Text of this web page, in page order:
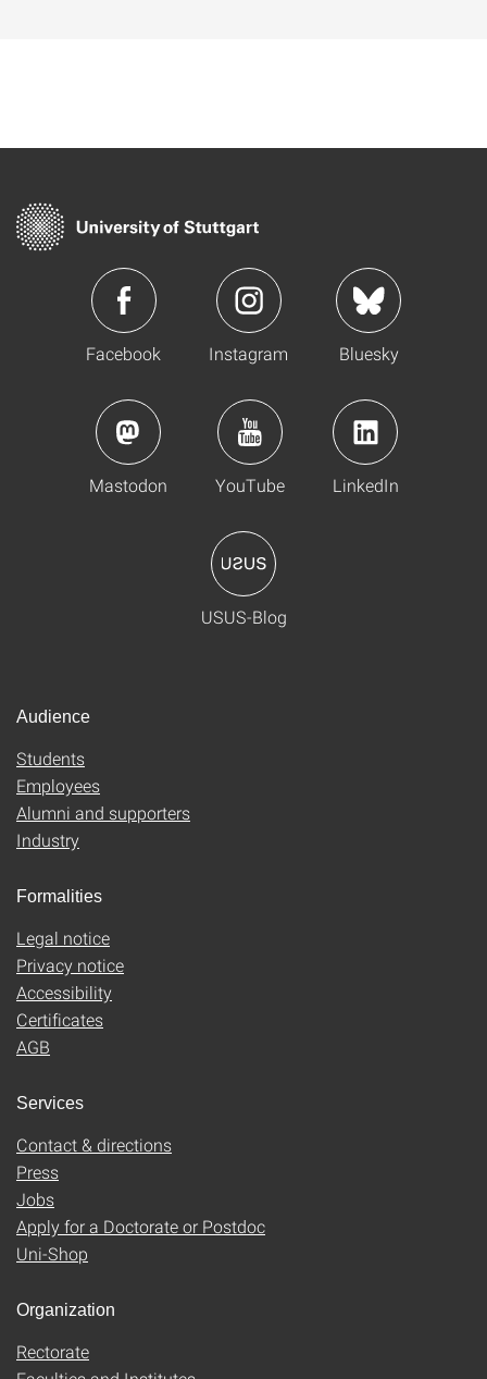
Facebook Instagram Bluesky
Mastodon YouTube LinkedIn
USUS-Blog
Audience
Students
Employees
Alumni and supporters
Industry
Formalities
Legal notice
Privacy notice
Accessibility
Certificates
AGB
Services
Contact & directions
Press
Jobs
Apply for a Doctorate or Postdoc
Uni-Shop
Organization
Rectorate